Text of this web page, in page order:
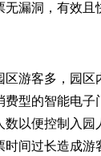
漏洞，有效且
区游客多，园区
费型的智能电子
以便控制入园
间过长造成游